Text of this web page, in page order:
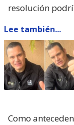
resolución
Lee también...
Como